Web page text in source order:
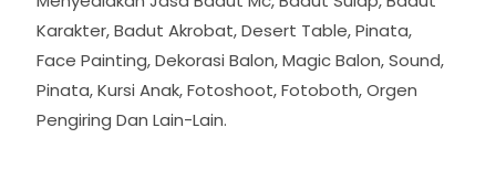
Menyediakan Jasa Badut Mc, Badut Sulap, Badut
Karakter, Badut Akrobat, Desert Table, Pinata,
Face Painting, Dekorasi Balon, Magic Balon, Sound,
Pinata, Kursi Anak, Fotoshoot, Fotoboth, Orgen
Pengiring Dan Lain-Lain.